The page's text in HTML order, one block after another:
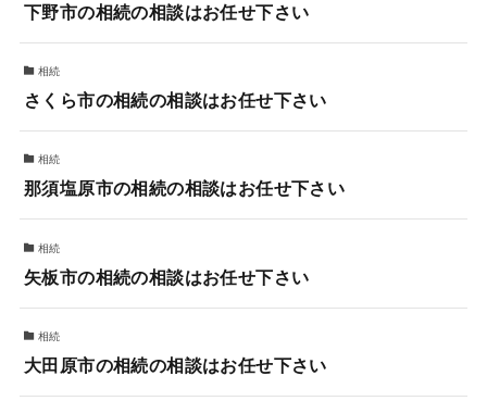
下野市の相続の相談はお任せ下さい
相続
さくら市の相続の相談はお任せ下さい
相続
那須塩原市の相続の相談はお任せ下さい
相続
矢板市の相続の相談はお任せ下さい
相続
大田原市の相続の相談はお任せ下さい